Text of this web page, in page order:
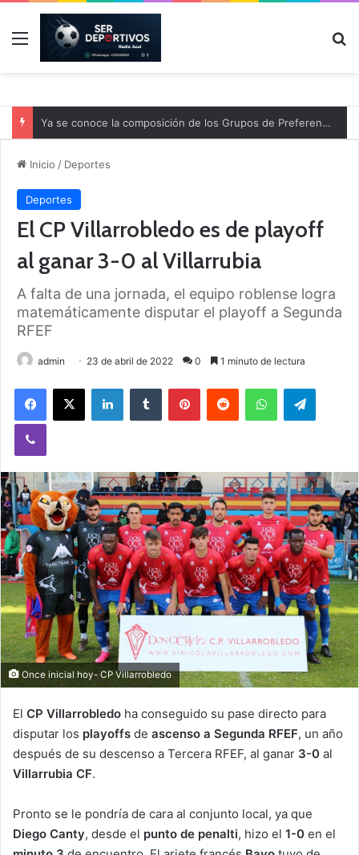
Menú
Ya se conoce la composición de los Grupos de Preferente y el calendario
Inicio / Deportes
Deportes
El CP Villarrobledo es de playoff
al ganar 3-0 al Villarrubia
A falta de una jornada, el equipo roblense logra
matemáticamente disputar el playoff a Segunda
RFEF
admin 23 de abril de 2022 0 1 minuto de lectura
Once inicial hoy- CP Villarrobledo
El CP Villarrobledo ha conseguido su pase directo para
disputar los playoffs de ascenso a Segunda RFEF, un año
después de su descenso a Tercera RFEF, al ganar 3-0 al
Villarrubia CF.
Pronto se le pondría de cara al conjunto local, ya que
Diego Canty, desde el punto de penalti, hizo el 1-0 en el